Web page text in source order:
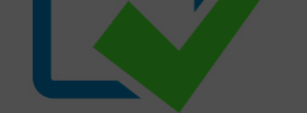
KURZZEIT FLOOR-STICKER
LANGZEIT FLOOR-STICKER